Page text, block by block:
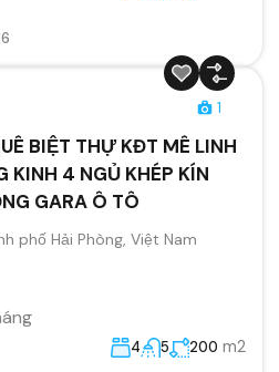
1
BIỆT THỰ KĐT MÊ LINH
KINH 4 NGỦ KHÉP KÍN
GARA Ô TÔ
phố Hải Phòng, Việt Nam
4 5 200 m2